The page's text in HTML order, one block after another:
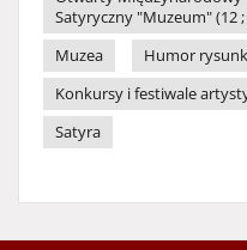
Satyryczny "Muzeum" (12
Muzea
Humor
Konkursy i festiwale
Satyra